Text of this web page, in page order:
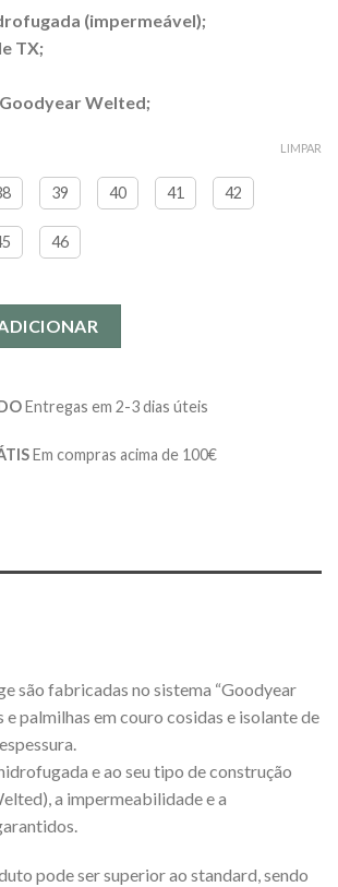
(impermeável);
TX;
Goodyear Welted;
39 40 41 42
46
LIMPAR
Dodge Boot - Vibram
Entregas em 2-3 dias úteis
Em compras acima de 100€
são fabricadas no sistema “Goodyear
e palmilhas em couro cosidas e isolante de
e ao seu tipo de construção
a impermeabilidade e a
pode ser superior ao standard, sendo